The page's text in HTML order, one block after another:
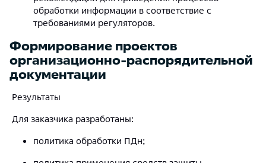
обработки информации в соответствие с
требованиями регуляторов.
Формирование проектов
организационно-распорядительной
документации
Результаты
Для заказчика разработаны:
политика обработки ПДн;